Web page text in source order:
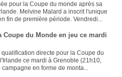
pour la Coupe du monde après sa
Melvine Malard a inscrit l'unique
fin de première période. Vendredi...
du Monde en jeu ce mardi
directe pour la Coupe du
ce mardi à Grenoble (21h10,
en forme de monta...